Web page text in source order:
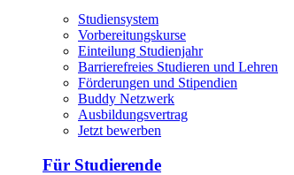
Studiensystem
Vorbereitungskurse
Einteilung Studienjahr
Barrierefreies Studieren und Lehren
Förderungen und Stipendien
Buddy Netzwerk
Ausbildungsvertrag
Jetzt bewerben
Für Studierende